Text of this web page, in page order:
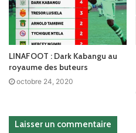
LINAFOOT : Dark Kabangu au
royaume des buteurs
octobre 24, 2020
Laisser un commentaire